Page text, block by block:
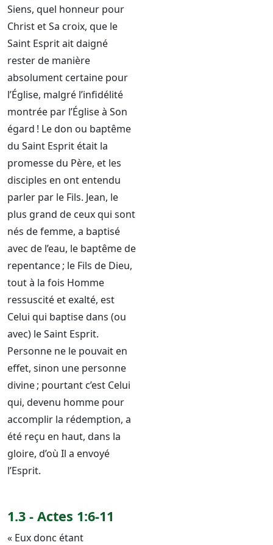
Siens, quel honneur pour
Christ et Sa croix, que le
Saint Esprit ait daigné
rester de manière
absolument certaine pour
l’Église, malgré l’infidélité
montrée par l’Église à Son
égard ! Le don ou baptême
du Saint Esprit était la
promesse du Père, et les
disciples en ont entendu
parler par le Fils. Jean, le
plus grand de ceux qui sont
nés de femme, a baptisé
avec de l’eau, le baptême de
repentance ; le Fils de Dieu,
tout à la fois Homme
ressuscité et exalté, est
Celui qui baptise dans (ou
avec) le Saint Esprit.
Personne ne le pouvait en
effet, sinon une personne
divine ; pourtant c’est Celui
qui, devenu homme pour
accomplir la rédemption, a
été reçu en haut, dans la
gloire, d’où Il a envoyé
l’Esprit.
1.3 - Actes 1:6-11
« Eux donc étant